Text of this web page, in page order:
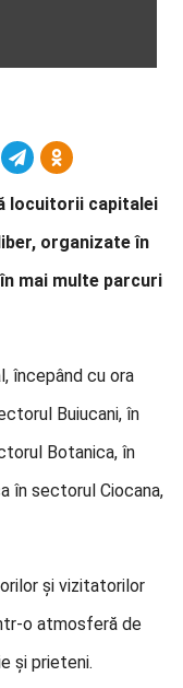
locuitorii capitalei
organizate în
mai multe parcuri
începând cu ora
Buiucani, în
Botanica, în
în sectorul Ciocana,
și vizitatorilor
o atmosferă de
și prieteni.